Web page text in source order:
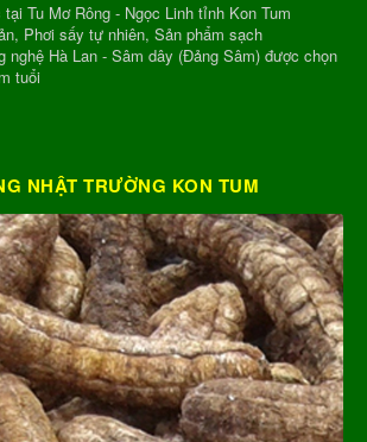
Tu Mơ Rông - Ngọc Linh tỉnh Kon Tum
Phơi sấy tự nhiên, Sản phẩm sạch
nghệ Hà Lan - Sâm dây (Đảng Sâm) được chọn
tuổi
NHẬT TRƯỜNG KON TUM